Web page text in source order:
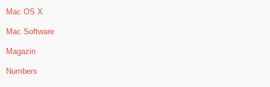
Mac OS X
Mac Software
Magazin
Numbers